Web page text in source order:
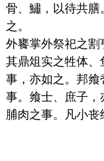
骨、鱐，以待共
之。
外饔掌外祭祀之
其鼎俎实之牲体、
事，亦如之。邦飨
事。飨士、庶子